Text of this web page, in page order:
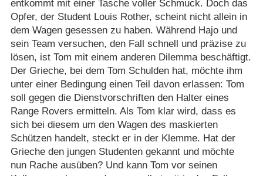
entkommt mit einer Tasche voller Schmuck. Doch das
Opfer, der Student Louis Rother, scheint nicht allein in
dem Wagen gesessen zu haben. Während Hajo und
sein Team versuchen, den Fall schnell und präzise zu
lösen, ist Tom mit einem anderen Dilemma beschäftigt.
Der Grieche, bei dem Tom Schulden hat, möchte ihm
unter einer Bedingung einen Teil davon erlassen: Tom
soll gegen die Dienstvorschriften den Halter eines
Range Rovers ermitteln. Als Tom klar wird, dass es
sich bei diesem um den Wagen des maskierten
Schützen handelt, steckt er in der Klemme. Hat der
Grieche den jungen Studenten gekannt und möchte
nun Rache ausüben? Und kann Tom vor seinen